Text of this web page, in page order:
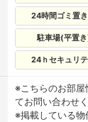
24時間ゴミ置
駐車場(平置
24ｈセキュリ
※こちらのお部屋
てお問い合わせく
※掲載している物